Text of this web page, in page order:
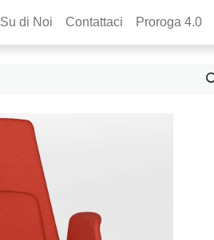
Su di Noi Contattaci Proroga 4.0